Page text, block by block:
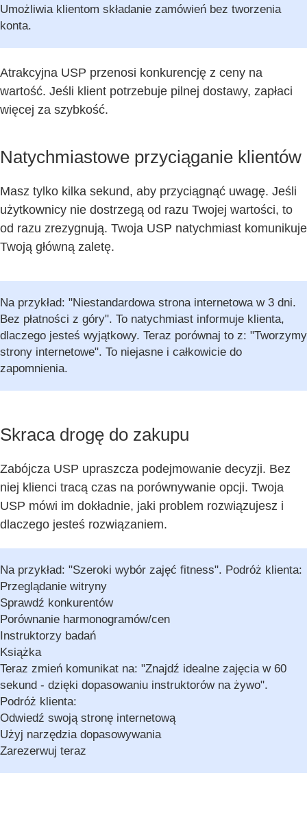
Umożliwia klientom składanie zamówień bez tworzenia
konta.
Atrakcyjna USP przenosi konkurencję z ceny na
wartość. Jeśli klient potrzebuje pilnej dostawy, zapłaci
więcej za szybkość.
Natychmiastowe przyciąganie klientów
Masz tylko kilka sekund, aby przyciągnąć uwagę. Jeśli
użytkownicy nie dostrzegą od razu Twojej wartości, to
od razu zrezygnują. Twoja USP natychmiast komunikuje
Twoją główną zaletę.
Na przykład: "Niestandardowa strona internetowa w 3 dni.
Bez płatności z góry". To natychmiast informuje klienta,
dlaczego jesteś wyjątkowy. Teraz porównaj to z: "Tworzymy
strony internetowe". To niejasne i całkowicie do
zapomnienia.
Skraca drogę do zakupu
Zabójcza USP upraszcza podejmowanie decyzji. Bez
niej klienci tracą czas na porównywanie opcji. Twoja
USP mówi im dokładnie, jaki problem rozwiązujesz i
dlaczego jesteś rozwiązaniem.
Na przykład: "Szeroki wybór zajęć fitness". Podróż klienta:
Przeglądanie witryny
Sprawdź konkurentów
Porównanie harmonogramów/cen
Instruktorzy badań
Książka
Teraz zmień komunikat na: "Znajdź idealne zajęcia w 60
sekund - dzięki dopasowaniu instruktorów na żywo".
Podróż klienta:
Odwiedź swoją stronę internetową
Użyj narzędzia dopasowywania
Zarezerwuj teraz